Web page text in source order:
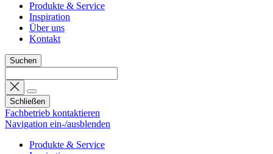
Produkte & Service
Inspiration
Über uns
Kontakt
Suchen
Schließen
Fachbetrieb kontaktieren
Navigation ein-/ausblenden
Produkte & Service